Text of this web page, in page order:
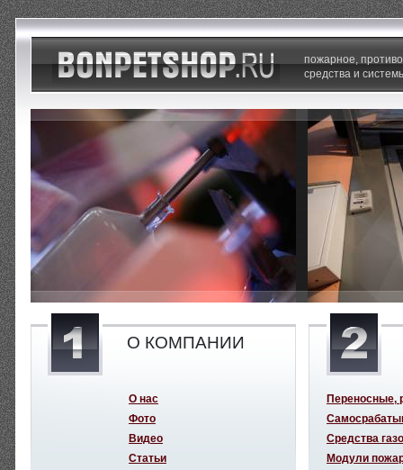
пожарное,
средства и
О КОМПАНИИ
О нас
Фото
Видео
Статьи
Переносные,
Средства
Модули